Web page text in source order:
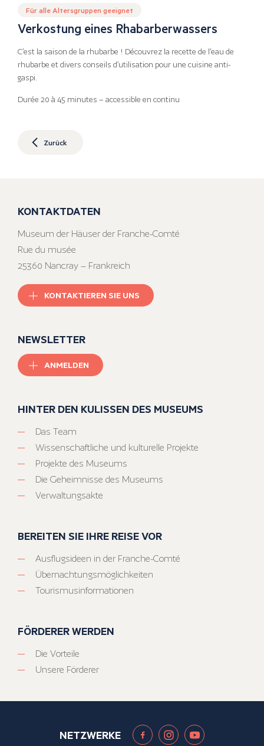
Für alle Altersgruppen geeignet
Verkostung eines Rhabarberwassers
C’est la saison de la rhubarbe ! Découvrez la recette de l’eau de
rhubarbe et divers conseils d’utilisation pour une cuisine anti-
gaspi.
Durée 20 à 45 minutes – accessible en continu
Zurück
KONTAKTDATEN
Museum der Häuser der Franche-Comté
Rue du musée
25360 Nancray – Frankreich
KONTAKTIEREN SIE UNS
NEWSLETTER
ANMELDEN
HINTER DEN KULISSEN DES MUSEUMS
Das Team
Wissenschaftliche und kulturelle Projekte
Projekte des Museums
Die Geheimnisse des Museums
Verwaltungsakte
BEREITEN SIE IHRE REISE VOR
Ausflugsideen in der Franche-Comté
Übernachtungsmöglichkeiten
Tourismusinformationen
FÖRDERER WERDEN
Die Vorteile
Unsere Förderer
NETZWERKE